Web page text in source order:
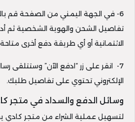
6- في الجهة اليمني من الصفحة قم
تفاصيل الشحن والهوية الشخصية ثم
الائتمانية أو أي طريقة دفع أخرى
7- انقر على زر “ادفع الآن” وستتلقى
الإلكتروني تحتوي على تفاصيل طلبك.
وسائل الدفع والسداد في متجر
لتسهيل عملية الشراء من متجر كادي